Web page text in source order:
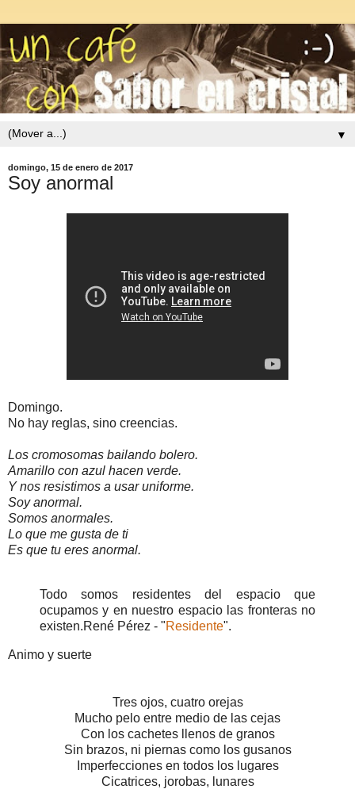
▼
domingo, 15 de enero de 2017
Soy anormal
Domingo.
No hay reglas, sino creencias.
Los cromosomas bailando bolero.
Amarillo con azul hacen verde.
Y nos resistimos a usar uniforme.
Soy anormal.
Somos anormales.
Lo que me gusta de ti
Es que tu eres anormal.
Todo somos residentes del espacio que
ocupamos y en nuestro espacio las fronteras no
existen.René Pérez - "Residente".
Animo y suerte
Tres ojos, cuatro orejas
Mucho pelo entre medio de las cejas
Con los cachetes llenos de granos
Sin brazos, ni piernas como los gusanos
Imperfecciones en todos los lugares
Cicatrices, jorobas, lunares